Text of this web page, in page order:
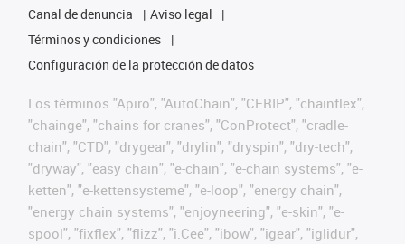
Canal de denuncia
Aviso legal
Términos y condiciones
Configuración de la protección de datos
Los términos "Apiro", "AutoChain", "CFRIP", "chainflex",
"chainge", "chains for cranes", "ConProtect", "cradle-
chain", "CTD", "drygear", "drylin", "dryspin", "dry-tech",
"dryway", "easy chain", "e-chain", "e-chain systems", "e-
ketten", "e-kettensysteme", "e-loop", "energy chain",
"energy chain systems", "enjoyneering", "e-skin", "e-
spool", "fixflex", "flizz", "i.Cee", "ibow", "igear", "iglidur",